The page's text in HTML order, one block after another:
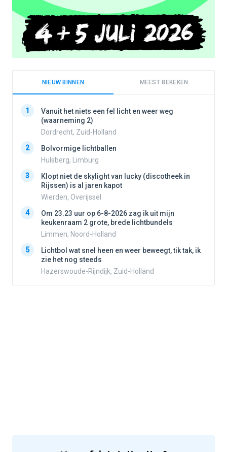
NIEUW BINNEN MEEST BEKEKEN
1
Vanuit het niets een fel licht en weer weg
(waarneming 2)
Dordrecht, Zuid-Holland
2
Bolvormige lichtballen
Hulsberg, Limburg
3
Klopt niet de skylight van lucky (discotheek in
Rijssen) is al jaren kapot
Wierden, Overijssel
4
Om 23.23 uur op 6-8-2026 zag ik uit mijn
keukenraam 2 grote, brede lichtbundels
Limmen, Noord-Holland
5
Lichtbol wat snel heen en weer beweegt, tik tak, ik
zie het nog steeds
Hazerswoude-Rijndijk, Zuid-Holland